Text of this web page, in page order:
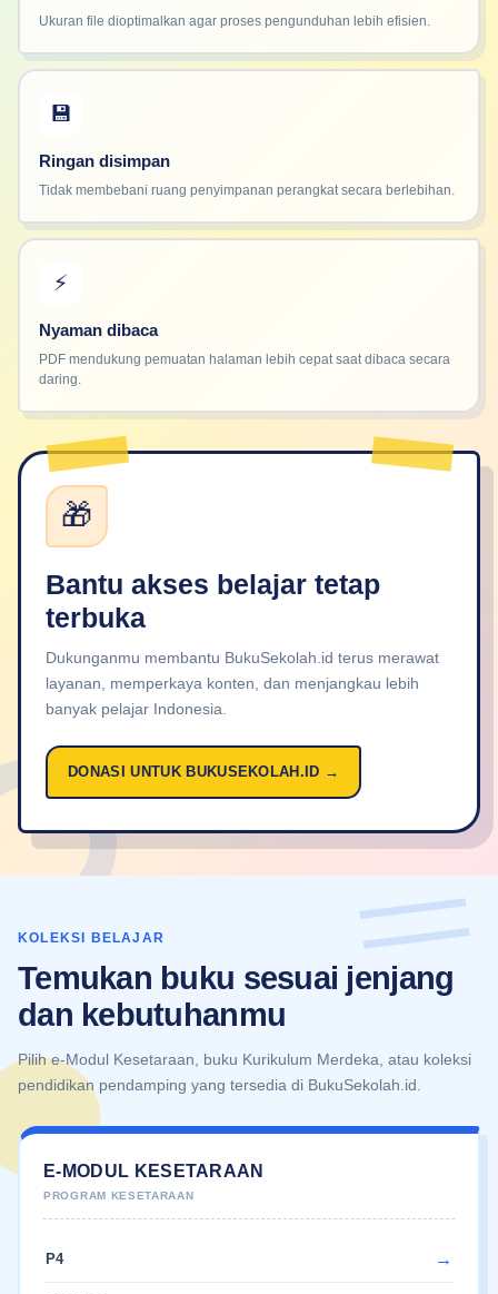
Ukuran file dioptimalkan agar proses pengunduhan lebih efisien.
💾
Ringan disimpan
Tidak membebani ruang penyimpanan perangkat secara berlebihan.
⚡
Nyaman dibaca
PDF mendukung pemuatan halaman lebih cepat saat dibaca secara
daring.
🎁
Bantu akses belajar tetap
terbuka
Dukunganmu membantu BukuSekolah.id terus merawat
layanan, memperkaya konten, dan menjangkau lebih
banyak pelajar Indonesia.
DONASI UNTUK BUKUSEKOLAH.ID →
KOLEKSI BELAJAR
Temukan buku sesuai jenjang
dan kebutuhanmu
Pilih e-Modul Kesetaraan, buku Kurikulum Merdeka, atau koleksi
pendidikan pendamping yang tersedia di BukuSekolah.id.
E-MODUL KESETARAAN
P4